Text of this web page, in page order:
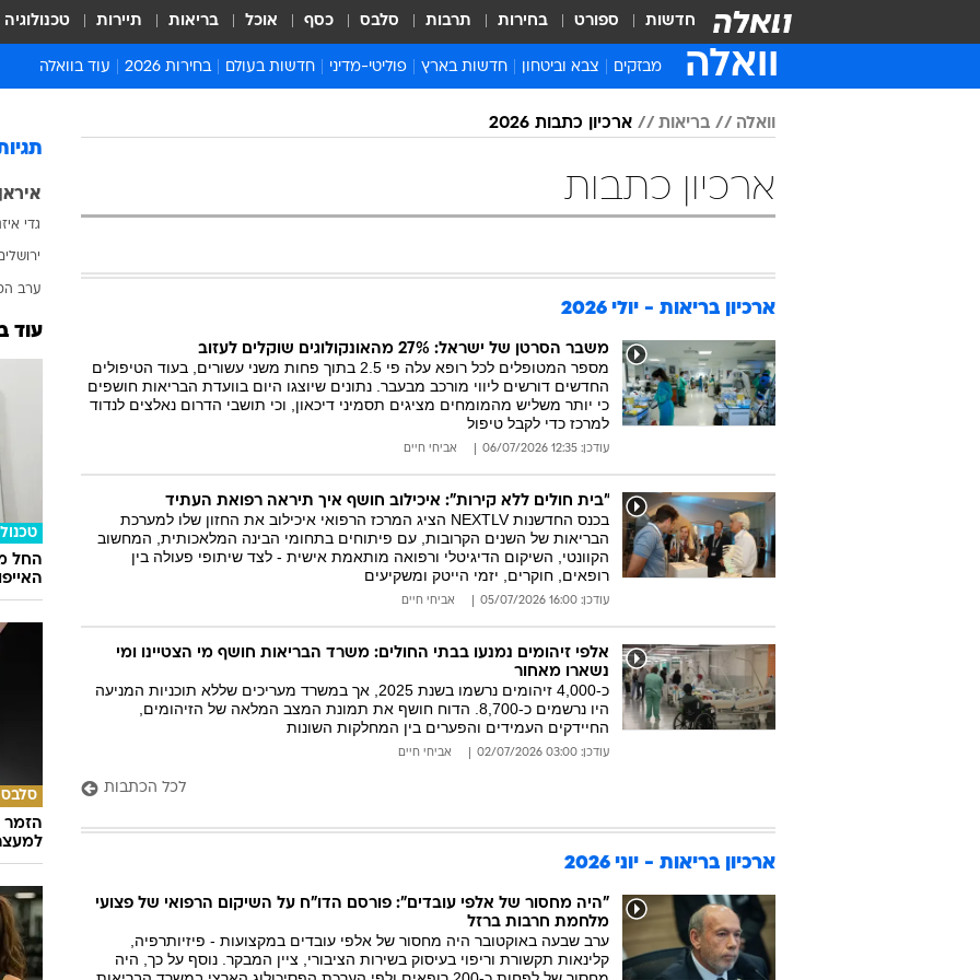
חדשות ספורט בחירות תרבות סלבס כסף אוכל בריאות תיירות טכנולוגיה
וואלה מבזקים צבא וביטחון חדשות בארץ
חדשות פלילים ומשפט
חברה ורווחה
פוליטי-מדיני
יחסי חוץ
חדשות בעולם
אירופה
בחירות 2026 עוד בוואלה
סרי ושלזינגר
אסור לפספס
הנחיות פיקוד
זמני כניסת שבת
לוח חופשות וחגים
לוח שנה
וואלה בריאות ארכיון כתבות 2026
ארכיון כתבות
ארכיון בריאות - יולי 2026
משבר הסרטן של ישראל: 27% מהאונקולוגים שוקלים לעזוב
מספר המטופלים לכל רופא עלה פי 2.5 בתוך פחות משני עשורים, בעוד הטיפולים
החדשים דורשים ליווי מורכב מבעבר. נתונים שיוצגו היום בוועדת הבריאות חושפים
כי יותר משליש מהמומחים מציגים תסמיני דיכאון, וכי תושבי הדרום נאלצים לנדוד
למרכז כדי לקבל טיפול
עודכן: 12:35 06/07/2026 אביחי חיים
"בית חולים ללא קירות": איכילוב חושף איך תיראה רפואת העתיד
בכנס החדשנות NEXTLV הציג המרכז הרפואי איכילוב את החזון שלו למערכת
הבריאות של השנים הקרובות, עם פיתוחים בתחומי הבינה המלאכותית, המחשוב
הקוונטי, השיקום הדיגיטלי ורפואה מותאמת אישית - לצד שיתופי פעולה בין
רופאים, חוקרים, יזמי הייטק ומשקיעים
עודכן: 16:00 05/07/2026 אביחי חיים
אלפי זיהומים נמנעו בבתי החולים: משרד הבריאות חושף מי הצטיינו ומי
נשארו מאחור
כ-4,000 זיהומים נרשמו בשנת 2025, אך במשרד מעריכים שללא תוכניות המניעה
היו נרשמים כ-8,700. הדוח חושף את תמונת המצב המלאה של הזיהומים,
החיידקים העמידים והפערים בין המחלקות השונות
עודכן: 03:00 02/07/2026 אביחי חיים
לכל הכתבות
ארכיון בריאות - יוני 2026
"היה מחסור של אלפי עובדים": פורסם הדו"ח על השיקום הרפואי של פצועי
מלחמת חרבות ברזל
ערב שבעה באוקטובר היה מחסור של אלפי עובדים במקצועות - פיזיותרפיה,
קלינאות תקשורת וריפוי בעיסוק בשירות הציבורי, ציין המבקר. נוסף על כך, היה
איראן
גדי
ירושלים
ערב
עוד
החל
האייפון
סלבס
הזמר